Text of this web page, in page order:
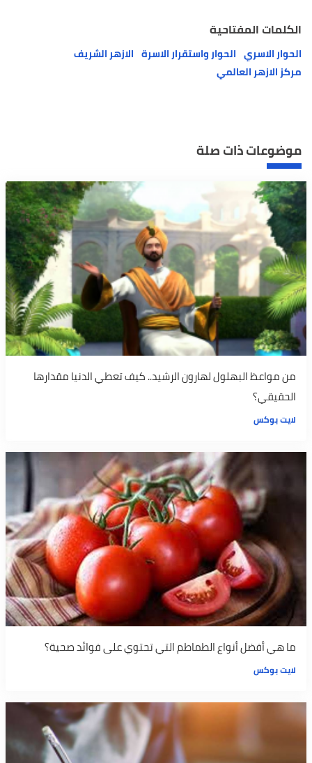
الكلمات المفتاحية
الحوار الاسري الحوار واستقرار الاسرة الازهر الشريف
مركز الازهر العالمي
موضوعات ذات صلة
من مواعظ البهلول لهارون الرشيد.. كيف تعطي الدنيا مقدارها
الحقيقي؟
لايت بوكس
ما هي أفضل أنواع الطماطم التي تحتوي على فوائد صحية؟
لايت بوكس